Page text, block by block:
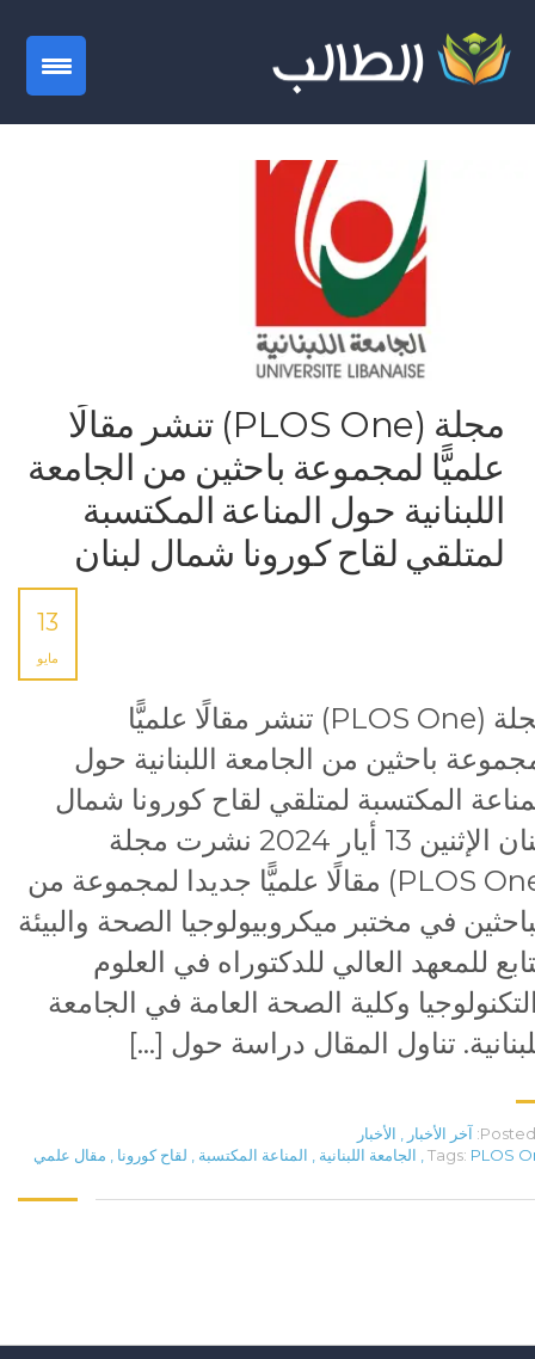
مجلة (PLOS One) تنشر مقالًا
علميًّا لمجموعة باحثين من الجامعة
اللبنانية حول المناعة المكتسبة
لمتلقي لقاح كورونا شمال لبنان
13
مايو
مجلة (PLOS One) تنشر مقالًا علميًّا
باحثين من الجامعة اللبنانية حول
المكتسبة لمتلقي لقاح كورونا شمال
لبنان الإثنين 13 أيار 2024 نشرت مجلة
(PLOS One) مقالًا علميًّا جديدا لمجموعة من
في مختبر ميكروبيولوجيا الصحة والبيئة
للمعهد العالي للدكتوراه في العلوم
وكلية الصحة العامة في الجامعة
تناول المقال دراسة حول […]
Posted آخر الأخبار , الأخبار
Tags: PLOS
, الجامعة اللبنانية , المناعة المكتسبة , لقاح كورونا , مقال علمي